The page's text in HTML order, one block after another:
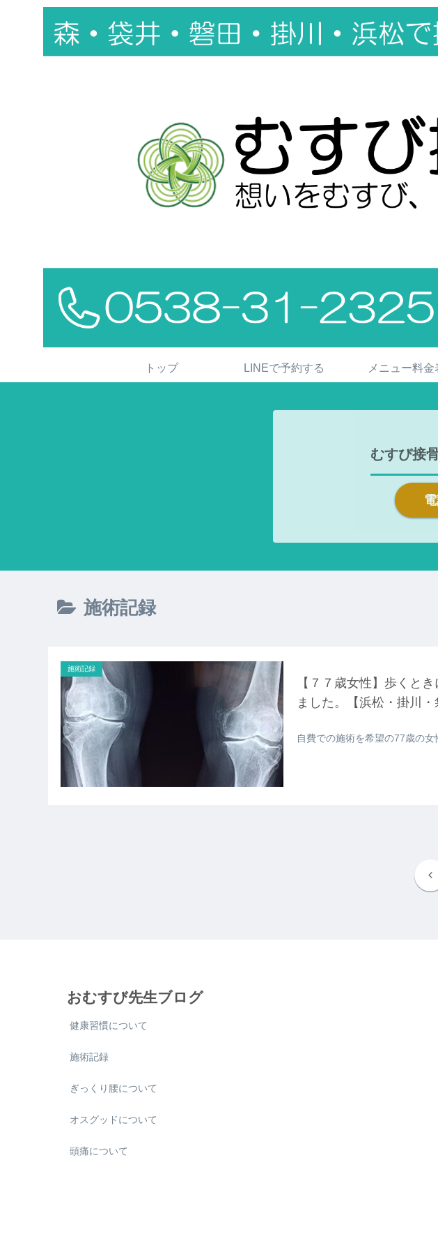
トップ LINEで予約する メニュー料金
むすび接
施術記録
施術記録
【７７歳女性】歩くと
ました。【浜松・掛川
自費での施術を希望の77歳の女
前
おむすび先生ブログ
健康習慣について
施術記録
ぎっくり腰について
オスグッドについて
頭痛について